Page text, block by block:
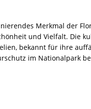
Merkmal der
und Vielfalt. Die
bekannt für ihre
im Nationalpark